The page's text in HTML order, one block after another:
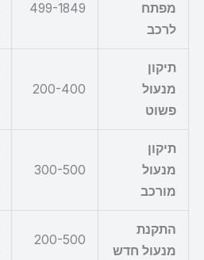
מפתח
לרכב
499-1849
תיקון
מנעול
פשוט
200-400
תיקון
מנעול
מורכב
300-500
התקנת
מנעול חדש
200-500